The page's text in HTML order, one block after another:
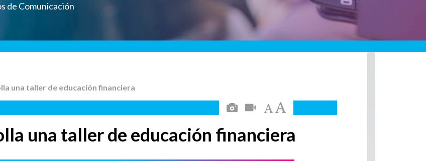
de Comunicación
una taller de educación financiera
una taller de educación financiera